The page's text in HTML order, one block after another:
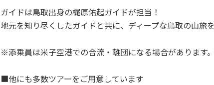
ガイドは鳥取出身の梶原佑起ガイドが担当！
地元を知り尽くしたガイドと共に、ディープな鳥取の山旅
※添乗員は米子空港での合流・離団になる場合があります
■他にも多数ツアーをご用意しています